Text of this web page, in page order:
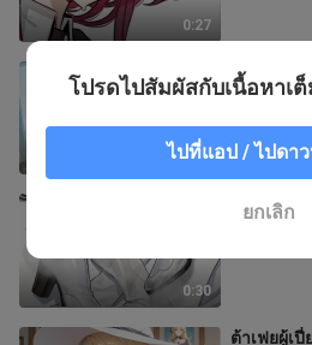
0:27
0:15
หลิวอิง: ช
13 วิว
0:30
ฟีบี้: ชอบ
ต้าเฟยผู้เ
โปรดไปสัมผัสกับเนื้อหาเ
ไปที่แอป / ไปดา
ยกเลิก